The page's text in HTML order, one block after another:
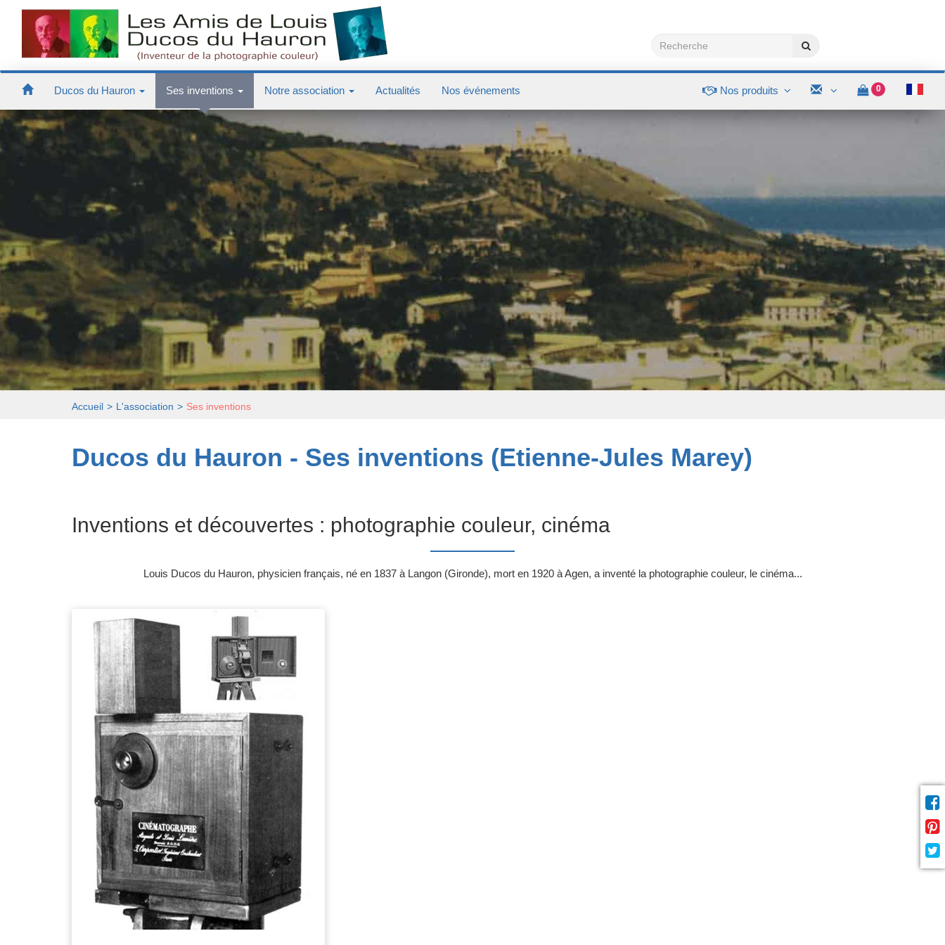
Ducos du Hauron Ses inventions Notre association Actualités Nos événements Nos produits 0
Accueil L'association Ses inventions
Ducos du Hauron - Ses inventions (Etienne-Jules Marey)
Inventions et découvertes : photographie couleur, cinéma
Louis Ducos du Hauron, physicien français, né en 1837 à Langon (Gironde), mort en 1920 à Agen, a inventé la photographie couleur, le cinéma...